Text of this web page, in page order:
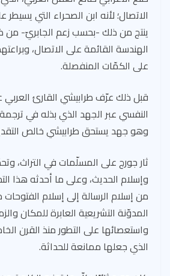
الاتصال؛ لأنه ابن الصحراء التي يسيطر
ينتج من ذلك -بحسب زعم الجابريّ-
الهندسة القائمة على الاتصال،
على الكمّات المنفصلة.
قبل ذلك عرّف طرابيشي القارئ العربي
النفسي عبر الجهد الذي بذله في
وهو جهد يستحق طرابيشي خالص
ثار جورج على المسلّمات في التراث،
وإسلام الحديث، وعلى ما أحدثه هذا
من إسلام الرسالة إلى إسلام
المدوّنة التشريعية العابرة للمكان
واستعصائها على التطور منذ القرن
الذي جعلها ممانعة للحداثة.